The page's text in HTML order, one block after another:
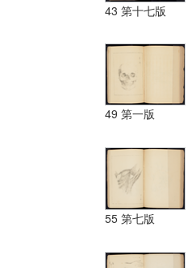
43 第十七版
49 第一版
55 第七版